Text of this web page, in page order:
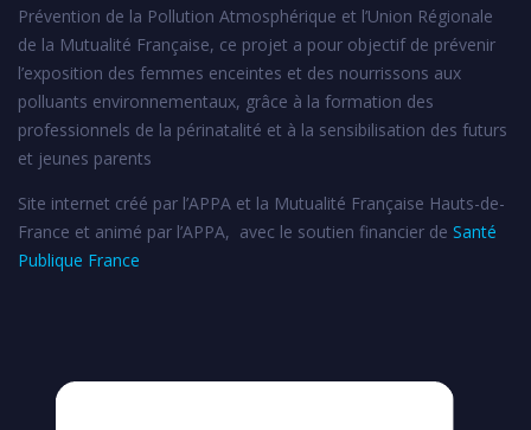
Prévention de la Pollution Atmosphérique et l’Union Régionale
de la Mutualité Française, ce projet a pour objectif de prévenir
l’exposition des femmes enceintes et des nourrissons aux
polluants environnementaux, grâce à la formation des
professionnels de la périnatalité et à la sensibilisation des futurs
et jeunes parents
Site internet créé par l’APPA et la Mutualité Française Hauts-de-
France et animé par l’APPA, avec le soutien financier de Santé
Publique France